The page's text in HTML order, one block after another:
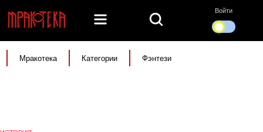
Войти
Мракотека Категории Фэнтези